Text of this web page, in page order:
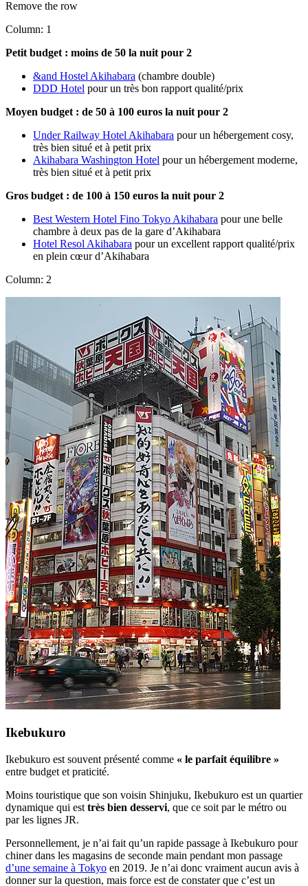
Remove the row
Column: 1
Petit budget : moins de 50 la nuit pour 2
&and Hostel Akihabara (chambre double)
DDD Hotel pour un très bon rapport qualité/prix
Moyen budget : de 50 à 100 euros la nuit pour 2
Under Railway Hotel Akihabara pour un hébergement cosy,
très bien situé et à petit prix
Akihabara Washington Hotel pour un hébergement moderne,
très bien situé et à petit prix
Gros budget : de 100 à 150 euros la nuit pour 2
Best Western Hotel Fino Tokyo Akihabara pour une belle
chambre à deux pas de la gare d’Akihabara
Hotel Resol Akihabara pour un excellent rapport qualité/prix
en plein cœur d’Akihabara
Column: 2
Ikebukuro
Ikebukuro est souvent présenté comme « le parfait équilibre »
entre budget et praticité.
Moins touristique que son voisin Shinjuku, Ikebukuro est un quartier
dynamique qui est très bien desservi, que ce soit par le métro ou
par les lignes JR.
Personnellement, je n’ai fait qu’un rapide passage à Ikebukuro pour
chiner dans les magasins de seconde main pendant mon passage
d’une semaine à Tokyo en 2019. Je n’ai donc vraiment aucun avis à
donner sur la question, mais force est de constater que c’est un